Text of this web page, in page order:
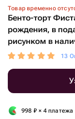
Товар временно
Бенто-торт
рождения, в
рисунком в
13
998 ₽ × 4 платежа